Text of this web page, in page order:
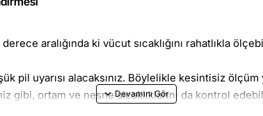
aralığında ki vücut sıcaklığını rahatlıkla
pil uyarısı alacaksınız. Böylelikle kesintisiz
gibi, ortam ve nesne sıcaklıklarını da kontrol